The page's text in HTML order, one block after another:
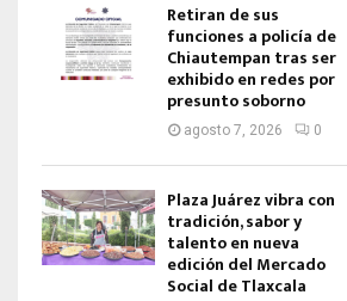
Retiran de sus
funciones a policía de
Chiautempan tras ser
exhibido en redes por
presunto soborno
agosto 7, 2026 0
Plaza Juárez vibra con
tradición, sabor y
talento en nueva
edición del Mercado
Social de Tlaxcala